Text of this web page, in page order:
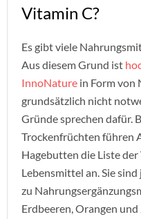
Vitamin C?
Es gibt viele
Aus diesem Grund ist
InnoNature in Form von
grundsätzlich nicht
Gründe sprechen dafür.
Trockenfrüchten führen
Hagebutten die Liste
Lebensmittel an. Sie
zu
Erdbeeren, Orangen